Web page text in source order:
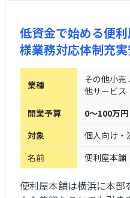
低資金で始める便
様業務対応体制充
業種
その他小売
他サービス
開業予算
0～100万円
対象
個人向け・
名前
便利屋本舗
便利屋本舗は横浜に本